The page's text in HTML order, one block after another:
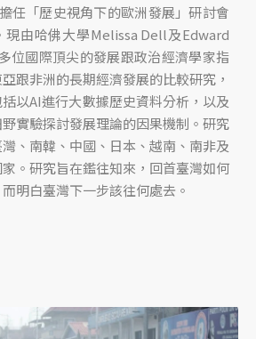
任「歷史視角下的歐洲發展」研討會
現由哈佛大學Melissa Dell及Edward
位國際頂尖的發展跟政治經濟學家指
跟非洲的長期經濟發展的比較研究，
以AI進行大數據歷史資料分析，以及
實驗探討發展理論的因果機制。研究
、南韓、中國、日本、越南、南非及
。研究旨在鑑往知來，回首臺灣如何
明白臺灣下一步該往何處去。